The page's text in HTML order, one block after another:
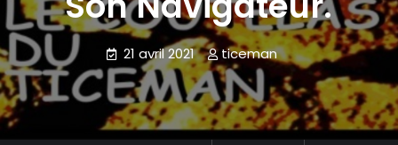
21 avril 2021 ticeman